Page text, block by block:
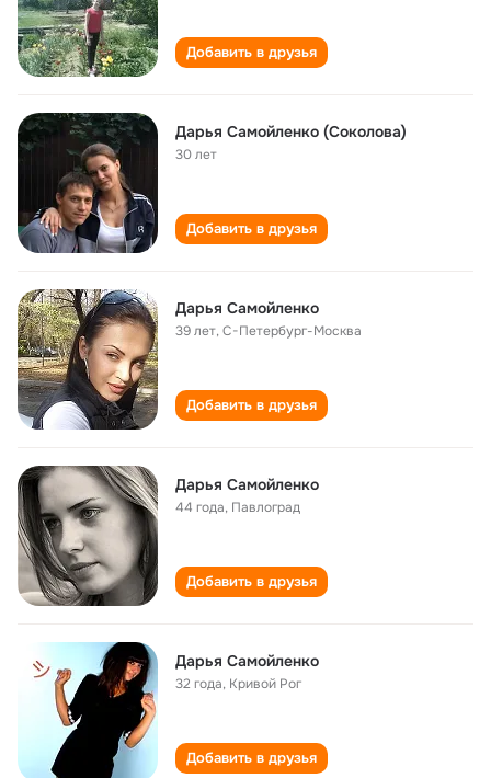
Добавить в друзья
Дарья Самойленко (Соколова)
30 лет
Добавить в друзья
Дарья Самойленко
39 лет,С-Петербург-Москва
Добавить в друзья
Дарья Самойленко
44 года, Павлоград
Добавить в друзья
Дарья Самойленко
32 года, Кривой Рог
Добавить в друзья